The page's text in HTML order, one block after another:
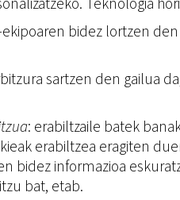
bidez lortzen
sartzen den gailua
: erabiltzaile batek
erabiltzea eragiten
bidez informazioa
bat, etab.